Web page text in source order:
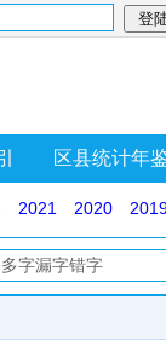
区县统计年
2021 2020